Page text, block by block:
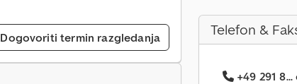
Dogovoriti termin razgledanja Telefon &
+49 291